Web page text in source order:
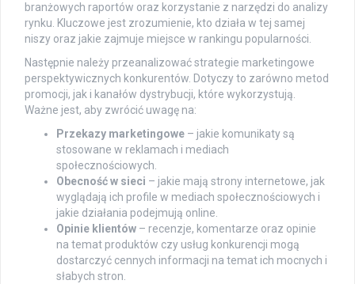
branżowych raportów oraz korzystanie z narzędzi do analizy
rynku. Kluczowe jest zrozumienie, kto działa w tej samej
niszy oraz jakie zajmuje miejsce w rankingu popularności.
Następnie należy przeanalizować strategie marketingowe
perspektywicznych konkurentów. Dotyczy to zarówno metod
promocji, jak i kanałów dystrybucji, które wykorzystują.
Ważne jest, aby zwrócić uwagę na:
Przekazy marketingowe – jakie komunikaty są
stosowane w reklamach i mediach
społecznościowych.
Obecność w sieci – jakie mają strony internetowe, jak
wyglądają ich profile w mediach społecznościowych i
jakie działania podejmują online.
Opinie klientów – recenzje, komentarze oraz opinie
na temat produktów czy usług konkurencji mogą
dostarczyć cennych informacji na temat ich mocnych i
słabych stron.